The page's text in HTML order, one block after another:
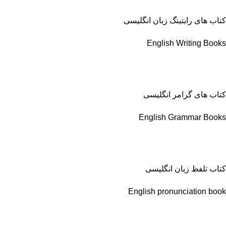
کتاب های رایتینگ زبان انگلیسی
English Writing Books
کتاب های گرامر انگلیسی
English Grammar Books
کتاب تلفظ زبان انگلیسی
English pronunciation book